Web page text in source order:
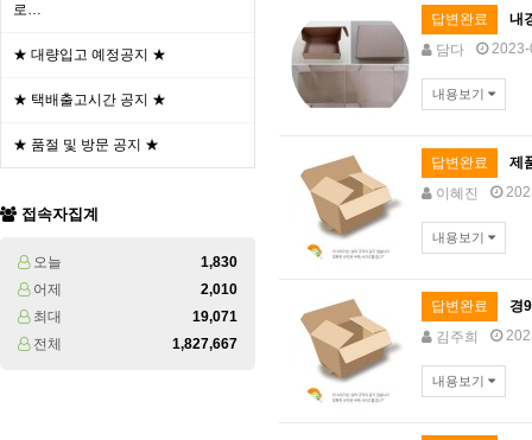
로…
★ 대량입고 예정공지 ★
★ 택배출고시간 공지 ★
★ 품절 및 방문 공지 ★
접속자집계
오늘
1,830
어제
2,010
최대
19,071
전체
1,827,667
답변완료
내
담다
2023-
내용보기
답변완료
제
이혜진
내용보기
답변완료
경
김주희
내용보기